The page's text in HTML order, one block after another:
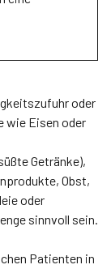
oder
wie Eisen oder
Getränke),
Obst,
oder
sinnvoll sein.
Patienten in